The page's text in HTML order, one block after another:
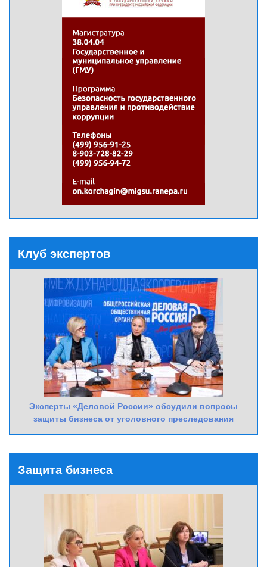
Клуб экспертов
Эксперты «Деловой России» обсудили вопросы
защиты бизнеса от уголовного преследования
Защита бизнеса